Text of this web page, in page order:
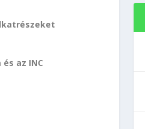
az INC